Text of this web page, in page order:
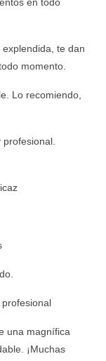
te dan
momento.
Lo recomiendo,
una magnífica
¡Muchas